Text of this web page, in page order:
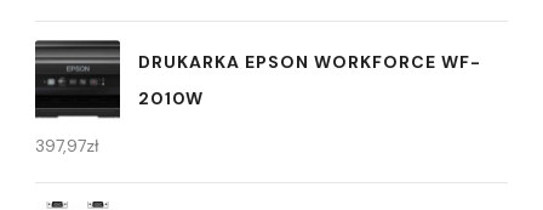
DRUKARKA EPSON WORKFORCE WF-
2010W
397,97zł